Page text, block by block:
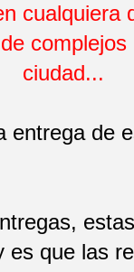
cualquiera
ciudad...
entrega de
es que las